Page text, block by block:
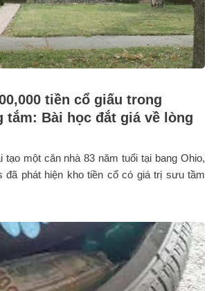
tiền cổ giấu trong
tắm: Bài học đắt giá về lòng
tạo một căn nhà 83 năm tuổi tại bang Ohio,
đã phát hiện kho tiền cổ có giá trị sưu tầm